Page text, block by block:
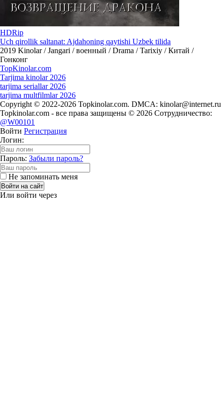
HDRip
Uch qirollik saltanat: Ajdahoning qaytishi Uzbek tilida
2019 Kinolar / Jangari / военный / Drama / Tarixiy / Китай /
Гонконг
TopKinolar.com
Tarjima kinolar 2026
tarjima seriallar 2026
tarjima multfilmlar 2026
Copyright © 2022-2026 Topkinolar.com. DMCA: kinolar@internet.ru
Topkinolar.com - все права защищены © 2026 Сотрудничество:
@W00101
Войти Регистрация
Логин:
Пароль: Забыли пароль?
Не запоминать меня
Войти на сайт
Или войти через